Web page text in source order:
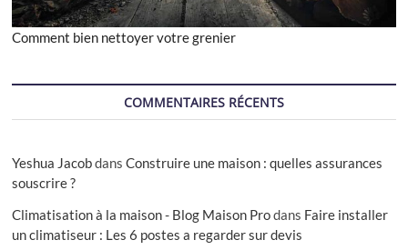
Comment bien nettoyer votre grenier
COMMENTAIRES RÉCENTS
Yeshua JacobdansConstruire une maison : quelles assurances
souscrire ?
Climatisation à la maison - Blog Maison Prodans Faire installer
un climatiseur : Les 6 postes a regarder sur devis